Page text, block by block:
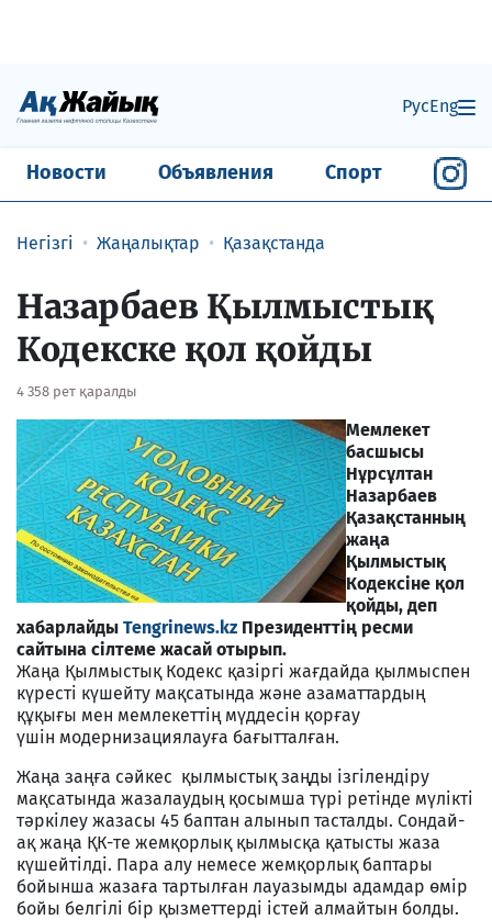
РусEng
Новости Объявления Спорт
Негізгі Жаңалықтар Қазақстанда
Назарбаев Қылмыстық
Кодекске қол қойды
4 358 рет қаралды
Мемлекет
басшысы
Нұрсұлтан
Назарбаев
Қазақстанның
жаңа
Қылмыстық
Кодексіне қол
қойды, деп
хабарлайды Tengrinews.kz Президенттің ресми
сайтына сілтеме жасай отырып.
Жаңа Қылмыстық Кодекс қазіргі жағдайда қылмыспен
күресті күшейту мақсатында және азаматтардың
құқығы мен мемлекеттің мүддесін қорғау
үшін модернизациялауға бағытталған.
Жаңа заңға сәйкес қылмыстық заңды ізгілендіру
мақсатында жазалаудың қосымша түрі ретінде мүлікті
тәркілеу жазасы 45 баптан алынып тасталды. Сондай-
ақ жаңа ҚК-те жемқорлық қылмысқа қатысты жаза
күшейтілді. Пара алу немесе жемқорлық баптары
бойынша жазаға тартылған лауазымды адамдар өмір
бойы белгілі бір қызметтерді істей алмайтын болды.